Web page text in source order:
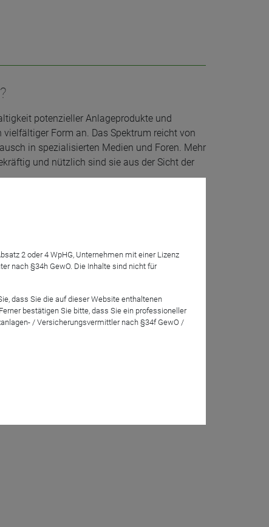
potenzieller Anlageprodukte und
Form an. Das Spektrum reicht von
in spezialisierten Medien und Foren. Mehr
und nützlich sind sie aus der Sicht der
Christian Schmitt Dr. Jan Amrit Poser
2 oder 4 WpHG, Unternehmen mit einer Lizenz
nach §34h GewO. Die Inhalte sind nicht für
dass Sie die auf dieser Website enthaltenen
bestätigen Sie bitte, dass Sie ein professioneller
/ Versicherungsvermittler nach §34f GewO /